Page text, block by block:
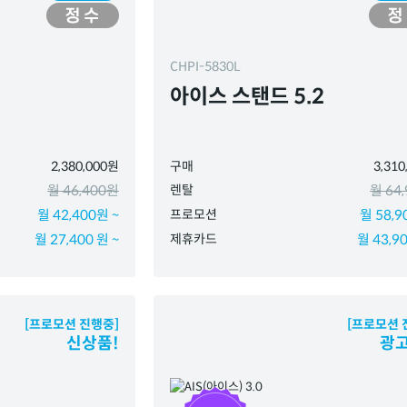
2,380,000원
월 46,400원
월 42,400원 ~
월 27,400 원 ~
CHPI-5830L
아이스 스탠드 5.2
구매
렌탈
월
프로모션 월
제휴카드 월
[프로모션 진행중]
신상품!
[프로모션
광